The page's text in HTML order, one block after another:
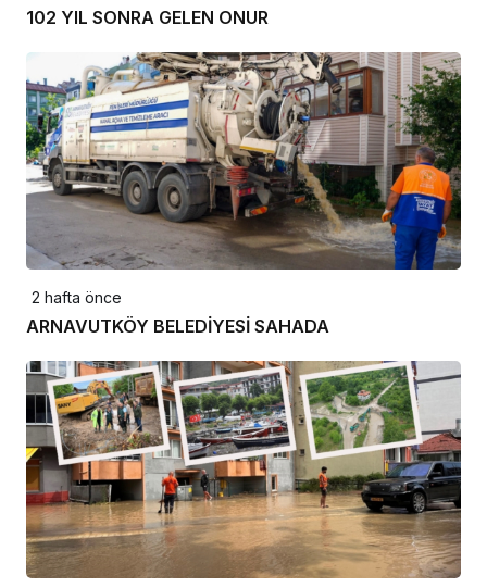
102 YIL SONRA GELEN ONUR
2 hafta önce
ARNAVUTKÖY BELEDİYESİ SAHADA